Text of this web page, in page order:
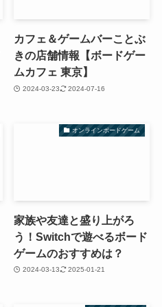
カフェ＆ゲームバーことぶ
きの店舗情報【ボードゲー
ムカフェ 東京】
2024-03-23 2024-07-16
オンラインボードゲーム
家族や友達と盛り上がろ
う！Switchで遊べるボード
ゲームのおすすめは？
2024-03-13 2025-01-21